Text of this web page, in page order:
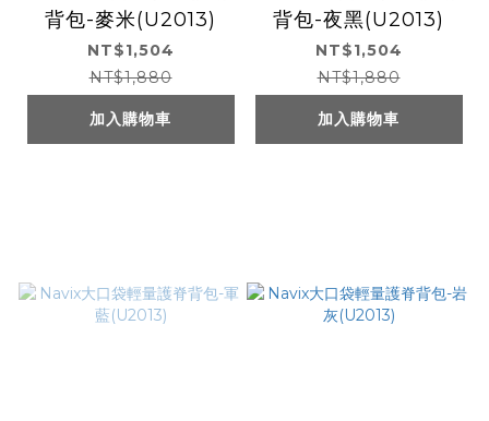
背包-麥米(U2013)
NT$1,504
NT$1,880
加入購物車
背包-夜黑(U2013)
NT$1,504
NT$1,880
加入購物車